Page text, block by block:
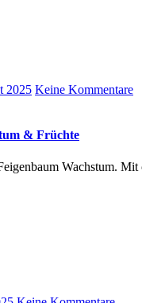
2025 Keine Kommentare
& Früchte
Wachstum.